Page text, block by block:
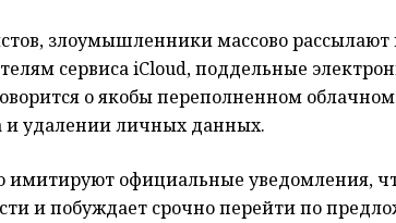
злоумышленники массово рассылают
сервиса iCloud, поддельные
о якобы переполненном
и удалении личных данных.
имитируют официальные уведомления,
и побуждает срочно перейти по